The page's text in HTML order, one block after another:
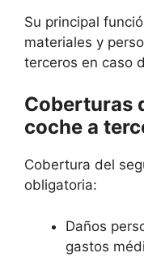
Su principal
materiales y
terceros en caso
Coberturas
coche a
Cobertura del
obligatoria:
Daños
gastos